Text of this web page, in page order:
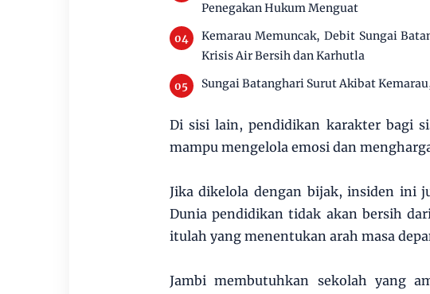
Penegakan Hukum Menguat
Kemarau Memuncak, Debit Sungai
Krisis Air Bersih dan Karhutla
Sungai Batanghari Surut Akibat
Di sisi lain, pendidikan karakter bagi
mampu mengelola emosi dan
Jika dikelola dengan bijak, insiden ini
Dunia pendidikan tidak akan bersih
itulah yang menentukan arah masa
Jambi membutuhkan sekolah yang